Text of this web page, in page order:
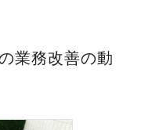
業務改善の動